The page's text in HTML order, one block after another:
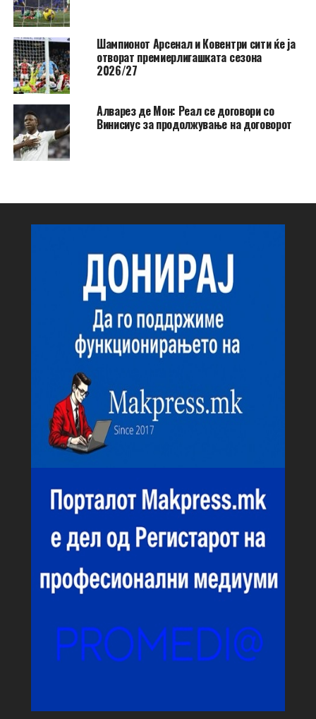
Шампионот Арсенал и Ковентри сити ќе ја
отворат премиерлигашката сезона
2026/27
Алварез де Мон: Реал се договори со
Винисиус за продолжување на договорот